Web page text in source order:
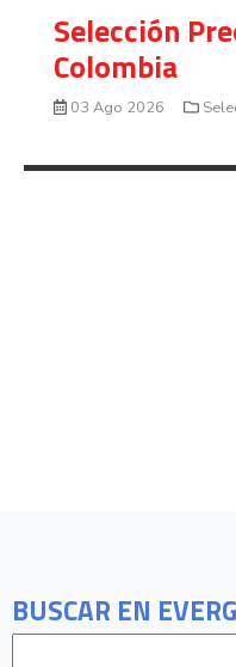
BUSCAR EN
Selección
Colombia
03 Ago 2026